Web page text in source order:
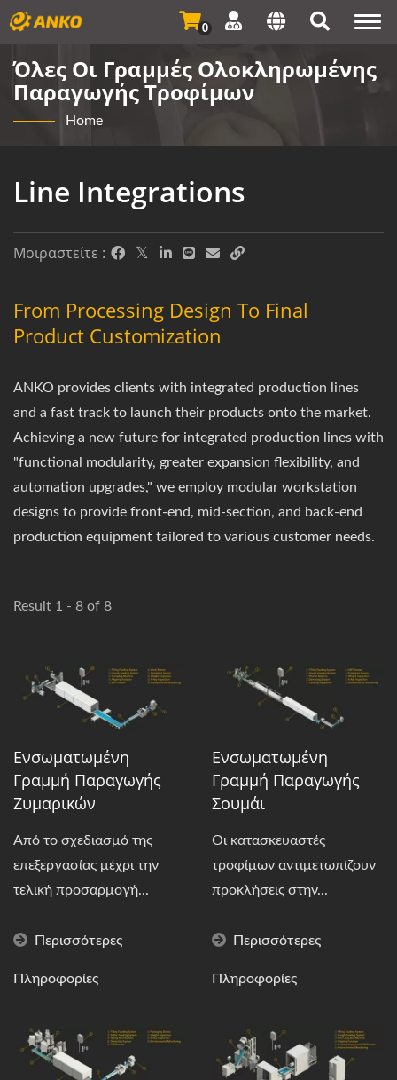
0
Όλες Οι Γραμμές Ολοκληρωμένης
Παραγωγής Τροφίμων
Home
Line Integrations
Μοιραστείτε :
From Processing Design To Final
Product Customization
ANKO provides clients with integrated production lines
and a fast track to launch their products onto the market.
Achieving a new future for integrated production lines with
"functional modularity, greater expansion flexibility, and
automation upgrades," we employ modular workstation
designs to provide front-end, mid-section, and back-end
production equipment tailored to various customer needs.
Result 1 - 8 of 8
Ενσωματωμένη
Γραμμή Παραγωγής
Ζυμαρικών
Από το σχεδιασμό της
επεξεργασίας μέχρι την
τελική προσαρμογή...
Περισσότερες
Πληροφορίες
Ενσωματωμένη
Γραμμή Παραγωγής
Σουμάι
Οι κατασκευαστές
τροφίμων αντιμετωπίζουν
προκλήσεις στην...
Περισσότερες
Πληροφορίες